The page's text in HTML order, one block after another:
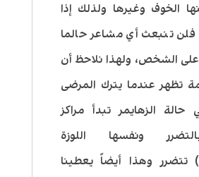
الخوف وغيرها ولذلك إذا
فلن تنبعث أي مشاعر حالما
الشخص، ولهذا نلاحظ أن
تظهر عندما يترك المرضى
حالة الزهايمر تبدأ مراكز
ونفسها اللوزة
(Amygdala) تتضرر وهذا أيضاً يعطينا